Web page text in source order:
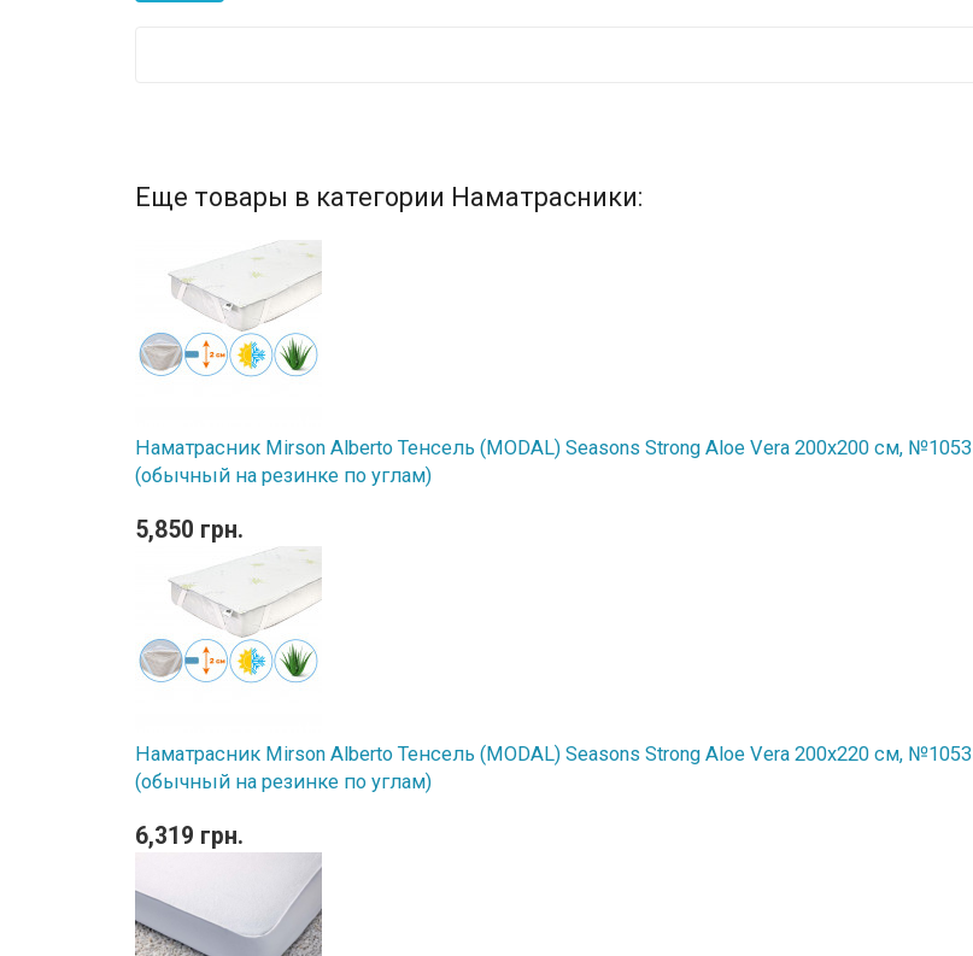
Еще товары в категории Наматрасники:
Наматрасник Mirson Alberto Тенсель (MODAL) Seasons Strong Aloe Vera 200x200 см, №1053
(обычный на резинке по углам)
5,850 грн.
Наматрасник Mirson Alberto Тенсель (MODAL) Seasons Strong Aloe Vera 200x220 см, №1053
(обычный на резинке по углам)
6,319 грн.